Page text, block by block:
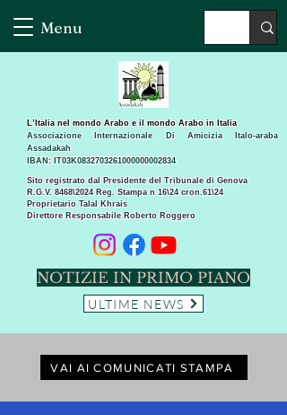
Menu
Sito registrato dal Presidente del Tribunale di Genova
R.G.V. 8468\2024 Reg. Stampa n 16\24 cron.61\24 ​
Proprietario Talal Khrais
Direttore Responsabile Roberto Roggero
L’Italia nel mondo Arabo e il mondo Arabo in Italia
Associazione Internazionale Di Amicizia Italo-araba
Assadakah
IBAN: IT03K0832703261000000002834
NOTIZIE IN PRIMO PIANO
ULTIME NEWS
VAI AI COMUNICATI STAMPA